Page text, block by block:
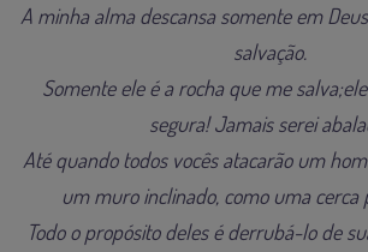
A minha alma descansa somente em
salvação.
Somente ele é a rocha que me
segura! Jamais serei
Até quando todos vocês atacarão um
um muro inclinado, como uma cerca
Todo o propósito deles é derrubá-lo de